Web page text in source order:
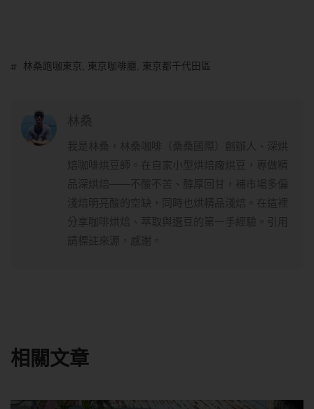
林桑跑咖東京, 東京咖啡廳, 東京都千代田區
相關文章